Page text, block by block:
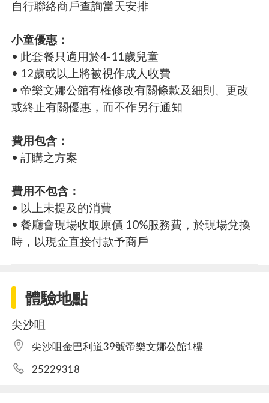
自行聯絡商戶查詢當天安排
小童優惠：
• 此套餐只適用於4-11歲兒童
• 12歲或以上將被視作成人收費
• 帝樂文娜公館有權修改有關條款及細則、更改
或終止有關優惠，而不作另行通知
費用包含：
• 訂購之方案
費用不包含：
• 以上未提及的消費
• 餐廳會現場收取原價 10%服務費，於現場兌換
時，以現金直接付款予商戶
體驗地點
尖沙咀
尖沙咀金巴利道39號帝樂文娜公館1樓
25229318